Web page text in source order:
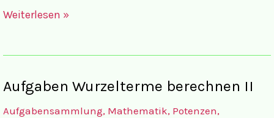
Lösungen
berechnen
Weiterlesen »
Aufgaben Wurzelterme berechnen II
Aufgabensammlung, Mathematik, Potenzen,